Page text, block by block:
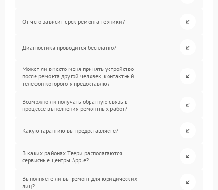
От чего зависит срок ремонта техники?
Диагностика проводится бесплатно?
Может ли вместо меня принять устройство
после ремонта другой человек, контактный
телефон которого я предоставлю?
Возможно ли получать обратную связь в
процессе выполнения ремонтных работ?
Какую гарантию вы предоставляете?
В каких районах Твери располагаются
сервисные центры Apple?
Выполняете ли вы ремонт для юридических
лиц?